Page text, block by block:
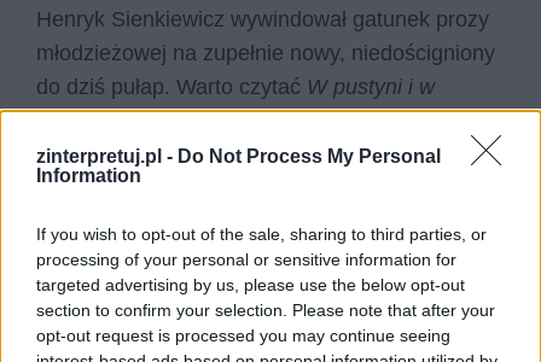
zinterpretuj.pl - Do Not Process My Personal
Information
If you wish to opt-out of the sale, sharing to third parties, or
processing of your personal or sensitive information for
targeted advertising by us, please use the below opt-out
section to confirm your selection. Please note that after your
opt-out request is processed you may continue seeing
Henryk Sienkiewicz wywindował gatunek prozy
młodzieżowej na zupełnie nowy, niedościgniony
do dziś pułap. Warto czytać W pustyni i w
jedyna w swoim rodzaju.
Nel Rawlison – charakterystyka
Opis Port-Said w powieści Pustyni i w
puszczy
Opis Baobabu z powieści W pustyni i